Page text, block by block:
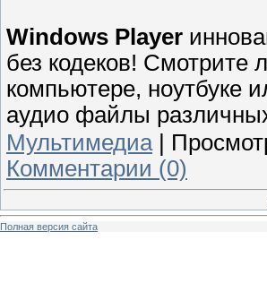
Windows Player
без кодеков!
компьютере, ноутбуке
аудио файлы
Мультимедиа|
Комментарии (0)
Полная версия сайта